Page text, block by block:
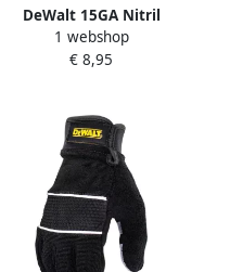
DeWalt 15GA Nitril
Handschoen | Zwart Nylon
| Maat L DPG35LEU
1 webshop
€ 8,95